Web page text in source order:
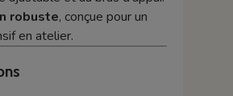
robuste, conçue pour un
en atelier.